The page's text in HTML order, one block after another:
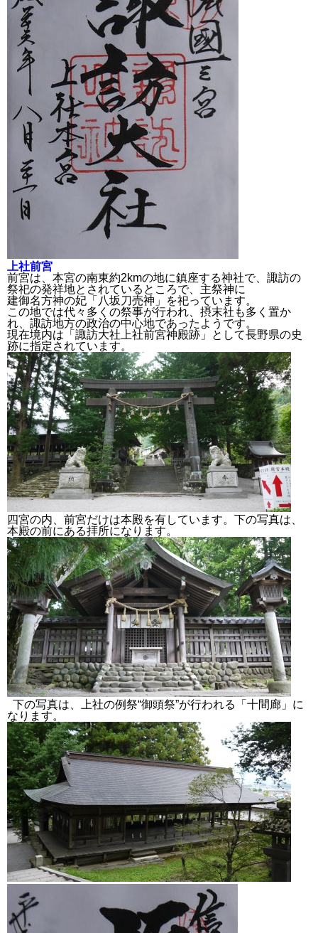
上社前宮
前宮は、本宮の南東約2kmの地に鎮座する神社で、諏訪の
祭祀の発祥地とされているところで、主祭神に
建御名方神の妃「八坂刀売神」を祀っています。
この地では代々多くの祭事が行われ、摂末社も多く置か
れ、諏訪地方の政治の中心地であったようです。
現在境内は「諏訪大社上社前宮神殿跡」として長野県の史
跡に指定されています。
四宮の内、前宮だけは本殿を有しています。下の写真は、
本殿の前にある拝所になります。
下の写真は、上社の例祭“御頭祭”が行われる「十間廊」に
なります。